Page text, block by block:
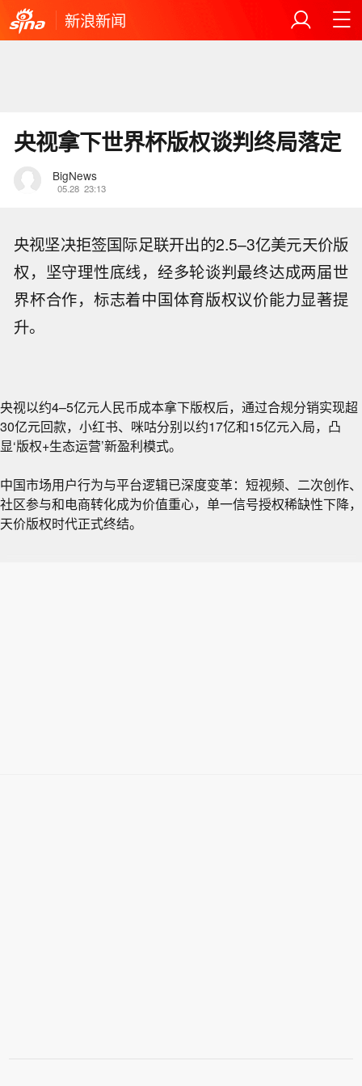
新浪新闻
央视拿下世界杯版权谈判终局落定
BigNews
05.28 23:13
央视坚决拒签国际足联开出的2.5–3亿美元天价版
权，坚守理性底线，经多轮谈判最终达成两届世
界杯合作，标志着中国体育版权议价能力显著提
升。
央视以约4–5亿元人民币成本拿下版权后，通过合规分销实现超
30亿元回款，小红书、咪咕分别以约17亿和15亿元入局，凸
显‘版权+生态运营’新盈利模式。
中国市场用户行为与平台逻辑已深度变革：短视频、二次创作、
社区参与和电商转化成为价值重心，单一信号授权稀缺性下降，
天价版权时代正式终结。